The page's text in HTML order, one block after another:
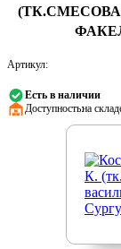
Артикул:
Есть в наличии
Доступность:на